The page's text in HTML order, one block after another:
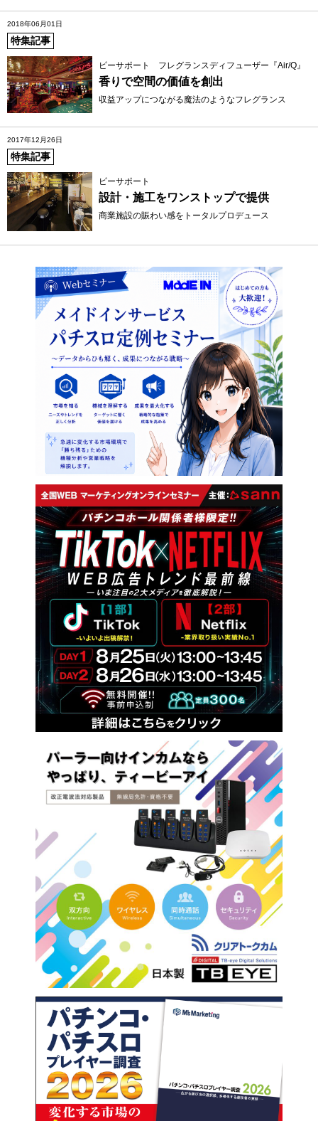
2018年06月01日
特集記事
ピーサポート フレグランスディフューザー『Air/Q』
香りで空間の価値を創出
収益アップにつながる魔法のようなフレグランス
2017年12月26日
特集記事
ピーサポート
設計・施工をワンストップで提供
商業施設の賑わい感をトータルプロデュース